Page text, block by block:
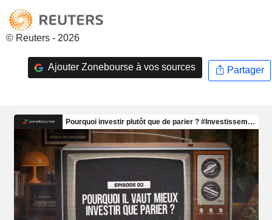
© Reuters - 2026
Ajouter Zonebourse à vos sources Partager